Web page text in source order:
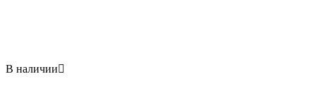
В наличии